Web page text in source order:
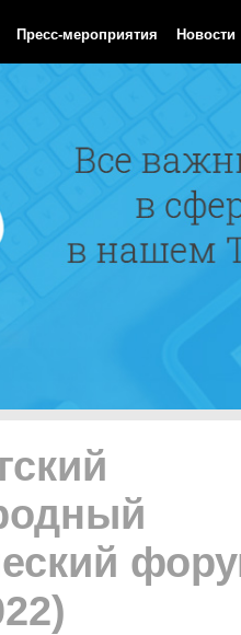
Пресс-мероприятия Новости